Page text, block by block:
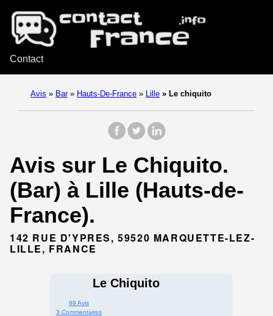
Contact
Avis » Bar » Hauts-De-France » Lille » Le chiquito
Avis sur Le Chiquito.
(Bar) à Lille (Hauts-de-
France).
142 RUE D'YPRES, 59520 MARQUETTE-LEZ-
LILLE, FRANCE
Le Chiquito
99 Avis
3 Commentaires